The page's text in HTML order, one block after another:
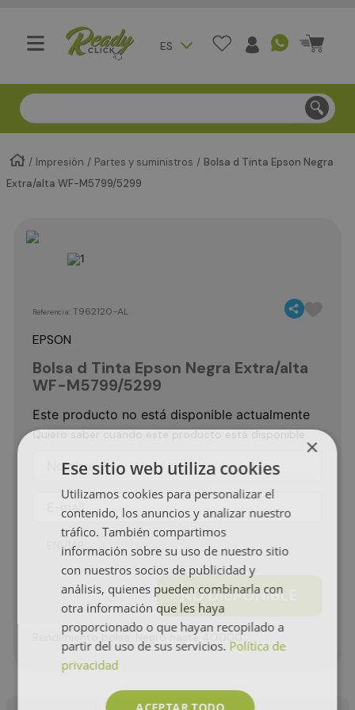
ES
Compra segura - Entregas en Bogotá en menos de 3
Impresión Partes y suministros
Bolsa d Tinta Epson Negra
Extra/alta WF-M5799/5299
Referencia:T962120-AL
EPSON
Bolsa d Tinta Epson Negra Extra/alta
WF-M5799/5299
Este producto no está disponible actualmente
Quiero saber cuando este producto está disponible
ENVIAR
NO DISPONIBLE
Rendimiento bolsa: Negro hasta 40.000
×
Ese sitio web utiliza cookies
Utilizamos cookies para personalizar el
contenido, los anuncios y analizar nuestro
tráfico. También compartimos
información sobre su uso de nuestro sitio
con nuestros socios de publicidad y
análisis, quienes pueden combinarla con
otra información que les haya
proporcionado o que hayan recopilado a
partir del uso de sus servicios. Política de
privacidad